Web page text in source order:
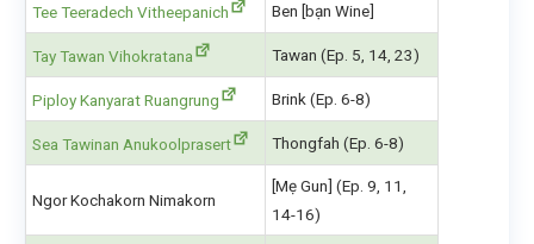
Tee Teeradech Vitheepanich Ben [bạn Wine]
Tay Tawan Vihokratana Tawan (Ep. 5, 14, 23)
Piploy Kanyarat Ruangrung Brink (Ep. 6-8)
Sea Tawinan Anukoolprasert Thongfah (Ep. 6-8)
Ngor Kochakorn Nimakorn
[Mẹ Gun] (Ep. 9, 11,
14-16)